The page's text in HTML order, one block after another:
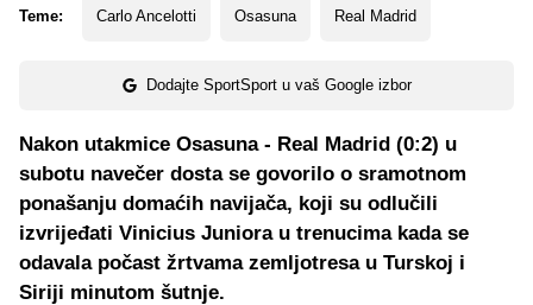
Teme: Carlo Ancelotti Osasuna Real Madrid
Dodajte SportSport u vaš Google izbor
Nakon utakmice Osasuna - Real Madrid (0:2) u
subotu navečer dosta se govorilo o sramotnom
ponašanju domaćih navijača, koji su odlučili
izvrijeđati Vinicius Juniora u trenucima kada se
odavala počast žrtvama zemljotresa u Turskoj i
Siriji minutom šutnje.